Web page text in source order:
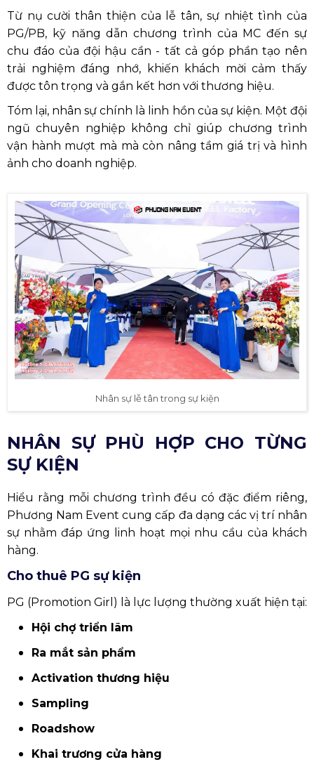
Từ nụ cười thân thiện của lễ tân, sự nhiệt tình của
PG/PB, kỹ năng dẫn chương trình của MC đến sự
chu đáo của đội hậu cần - tất cả góp phần tạo nên
trải nghiệm đáng nhớ, khiến khách mời cảm thấy
được tôn trọng và gắn kết hơn với thương hiệu.
Tóm lại, nhân sự chính là linh hồn của sự kiện. Một đội
ngũ chuyên nghiệp không chỉ giúp chương trình
vận hành mượt mà mà còn nâng tầm giá trị và hình
ảnh cho doanh nghiệp.
Nhân sự lễ tân trong sự kiện
NHÂN SỰ PHÙ HỢP CHO TỪNG
SỰ KIỆN
Hiểu rằng mỗi chương trình đều có đặc điểm riêng,
Phương Nam Event cung cấp đa dạng các vị trí nhân
sự nhằm đáp ứng linh hoạt mọi nhu cầu của khách
hàng.
Cho thuê PG sự kiện
PG (Promotion Girl) là lực lượng thường xuất hiện tại:
Hội chợ triển lãm
Ra mắt sản phẩm
Activation thương hiệu
Sampling
Roadshow
Khai trương cửa hàng